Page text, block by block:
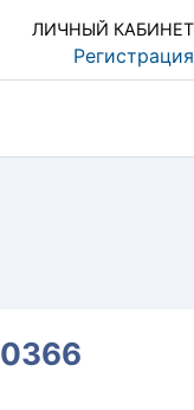
ЛИЧНЫЙ КАБИНЕТ
Регистрация